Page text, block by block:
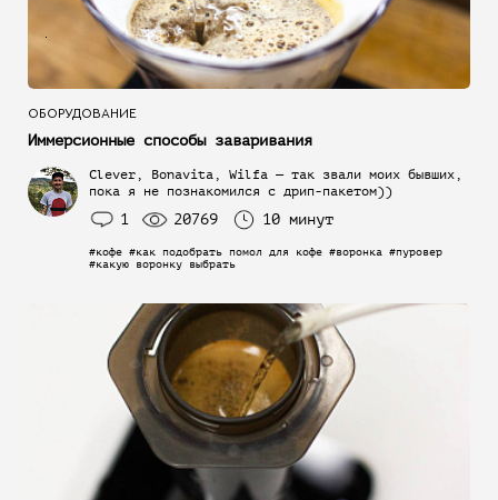
ОБОРУДОВАНИЕ
Иммерсионные способы заваривания
Clever, Bonavita, Wilfa — так звали моих бывших,
пока я не познакомился с дрип-пакетом))
1 20769 10 минут
#кофе #как подобрать помол для кофе #воронка #пуровер
#какую воронку выбрать